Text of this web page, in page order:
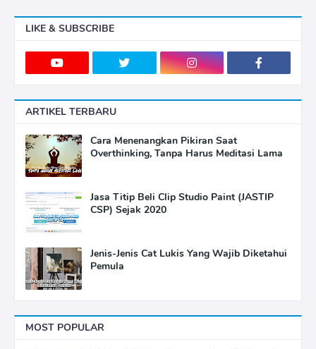
LIKE & SUBSCRIBE
ARTIKEL TERBARU
Cara Menenangkan Pikiran Saat
Overthinking, Tanpa Harus Meditasi Lama
Jasa Titip Beli Clip Studio Paint (JASTIP
CSP) Sejak 2020
Jenis-Jenis Cat Lukis Yang Wajib Diketahui
Pemula
MOST POPULAR